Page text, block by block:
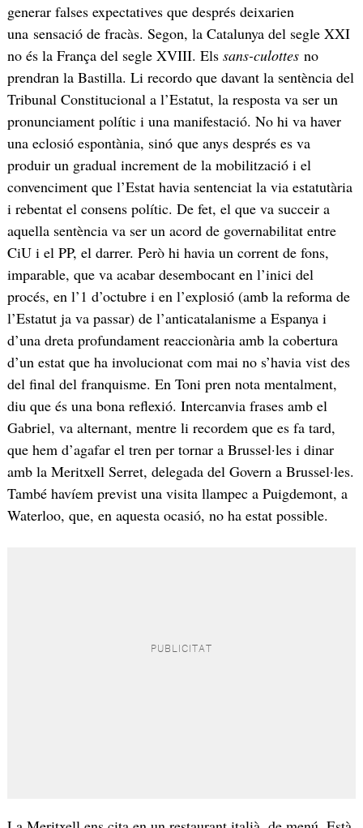
generar falses expectatives que després deixarien
una sensació de fracàs. Segon, la Catalunya del segle XXI
no és la França del segle XVIII. Els sans-culottesno
prendran la Bastilla. Li recordo que davant la sentència del
Tribunal Constitucional a l’Estatut, la resposta va ser un
pronunciament polític i una manifestació. No hi va haver
una eclosió espontània, sinó que anys després es va
produir un gradual increment de la mobilització i el
convenciment que l’Estat havia sentenciat la via estatutària
i rebentat el consens polític. De fet, el que va succeir a
aquella sentència va ser un acord de governabilitat entre
CiU i el PP, el darrer. Però hi havia un corrent de fons,
imparable, que va acabar desembocant en l’inici del
procés, en l’1 d’octubre i en l’explosió (amb la reforma de
l’Estatut ja va passar) de l’anticatalanisme a Espanya i
d’una dreta profundament reaccionària amb la cobertura
d’un estat que ha involucionat com mai no s’havia vist des
del final del franquisme. En Toni pren nota mentalment,
diu que és una bona reflexió. Intercanvia frases amb el
Gabriel, va alternant, mentre li recordem que es fa tard,
que hem d’agafar el tren per tornar a Brussel·les i dinar
amb la Meritxell Serret, delegada del Govern a Brussel·les.
També havíem previst una visita llampec a Puigdemont, a
Waterloo, que, en aquesta ocasió, no ha estat possible.